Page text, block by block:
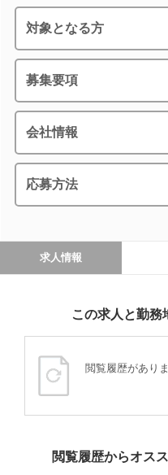
対象となる方
募集要項
会社情報
応募方法
求人情報
この求人と勤務
閲覧履歴があり
閲覧履歴からオス